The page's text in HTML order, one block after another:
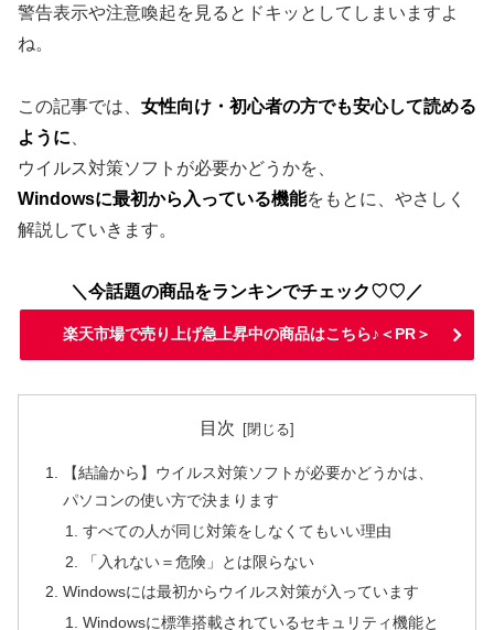
警告表示や注意喚起を見るとドキッとしてしまいますよ
ね。
この記事では、 女性向け・初心者の方でも安心して読める
ように
ウイルス対策ソフトが必要かどうかを、
Windowsに最初から入っている機能をもとに、やさしく
解説していきます。
＼今話題の商品をランキンでチェック♡♡／
楽天市場で売り上げ急上昇中の商品はこちら♪＜PR＞
目次
【結論から】ウイルス対策ソフトが必要かどうかは、
パソコンの使い方で決まります
すべての人が同じ対策をしなくてもいい理由
「入れない＝危険」とは限らない
Windowsには最初からウイルス対策が入っています
Windowsに標準搭載されているセキュリティ機能と